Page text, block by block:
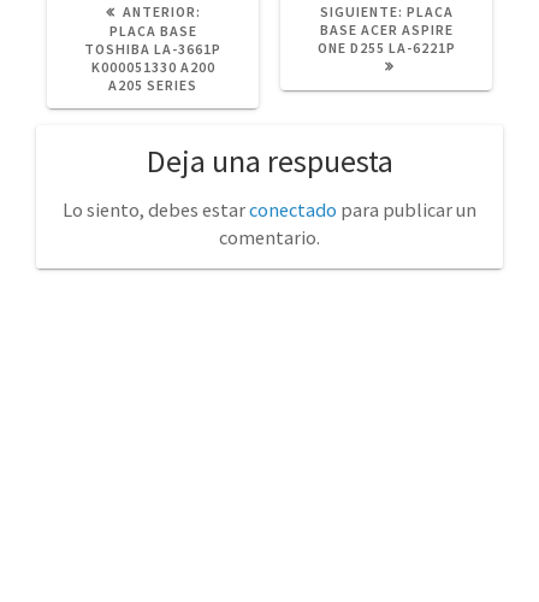
ANTERIOR:
PLACA BASE
TOSHIBA LA-3661P
K000051330 A200
A205 SERIES
SIGUIENTE: SIGUIENTE
POST:
PLACA
BASE ACER ASPIRE
ONE D255 LA-6221P
Deja una respuesta
Lo siento, debes estarconectado para publicar un
comentario.